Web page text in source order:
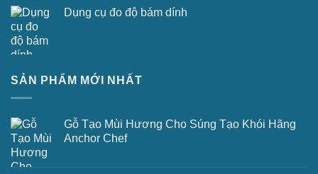
Dụng cụ đo độ bám dính
SẢN PHẨM MỚI NHẤT
Gỗ Tạo Mùi Hương Cho Súng Tạo Khói Hãng
Anchor Chef